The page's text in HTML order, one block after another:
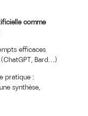
comme
efficaces
Bard…)
pratique :
synthèse,